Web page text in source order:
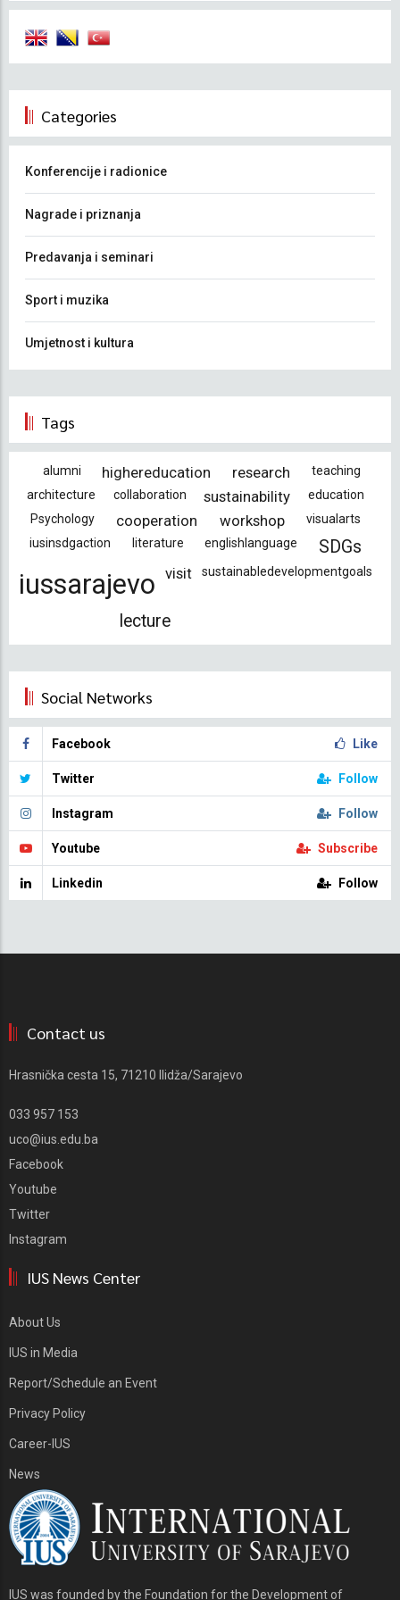
Categories
Konferencije i radionice
Nagrade i priznanja
Predavanja i seminari
Sport i muzika
Umjetnost i kultura
Tags
alumni highereducation research
teaching
architecture
collaboration sustainability
education
Psychology
cooperation workshop
visualarts
iusinsdgaction
literature englishlanguage SDGs
iussarajevo visit sustainabledevelopmentgoals
lecture
Social Networks
Facebook Like
Twitter Follow
Instagram Follow
Youtube Subscribe
Linkedin Follow
Contact us
Hrasnička cesta 15, 71210 Ilidža/Sarajevo
033 957 153
uco@ius.edu.ba
Facebook
Youtube
Twitter
Instagram
IUS News Center
About Us
IUS in Media
Report/Schedule an Event
Privacy Policy
Career-IUS
News
IUS was founded by the Foundation for the Development of